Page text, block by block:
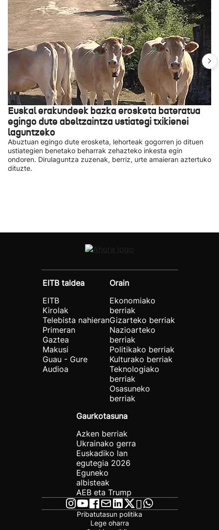
Euskal erakundeek bazka erosketa bateratua
egingo dute abeltzaintza ustiategi txikienei
laguntzeko
Abuztuan egingo dute erosketa, lehorteak gogorren jo dituen
ustiategien benetako beharrak zehazteko inkesta egin
ondoren. Dirulaguntza zuzenak, berriz, urte amaieran aztertuko
dituzte.
EITB taldea
EITB
Kirolak
Telebista nahieran
Primeran
Gaztea
Makusi
Guau - Gure
Audioa
Orain
Ekonomiako
berriak
Gizarteko berriak
Nazioarteko
berriak
Politikako berriak
Kulturako berriak
Teknologiako
berriak
Osasuneko
berriak
Gaurkotasuna
Azken berriak
Ukrainako gerra
Euskadiko lan
egutegia 2026
Eguneko
albisteak
AEB eta Trump
Pribatutasun politika
Lege oharra